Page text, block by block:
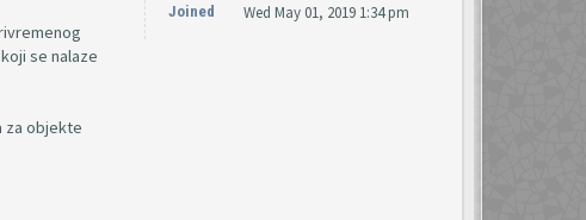
se nalaze
za objekte
Joined Wed May 01, 2019 1:34 pm